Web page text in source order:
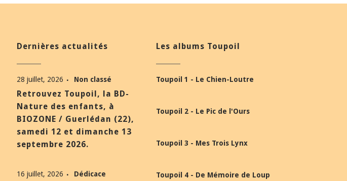
Dernières actualités
28 juillet, 2026 Non classé
Retrouvez Toupoil, la BD-
Nature des enfants, à
BIOZONE / Guerlédan (22),
samedi 12 et dimanche 13
septembre 2026.
16 juillet, 2026 Dédicace
Les albums Toupoil
Toupoil 1 - Le Chien-Loutre
Toupoil 2 - Le Pic de l'Ours
Toupoil 3 - Mes Trois Lynx
Toupoil 4 - De Mémoire de Loup